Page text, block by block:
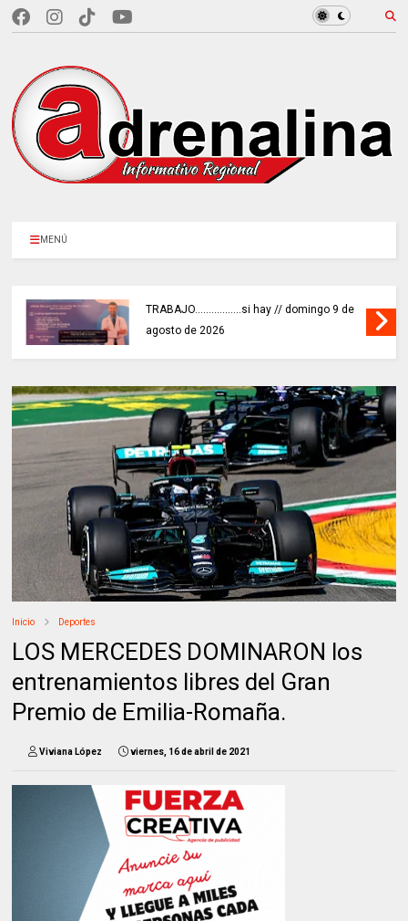
MENÚ
TRABAJO.................si hay // domingo 9 de
agosto de 2026
Inicio Deportes
LOS MERCEDES DOMINARON los
entrenamientos libres del Gran
Premio de Emilia-Romaña.
Viviana López viernes, 16 de abril de 2021